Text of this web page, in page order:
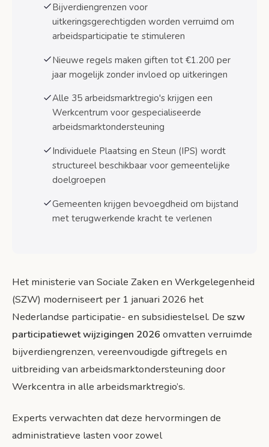
Impact op verschillende doelgroepen
Jongeren en starters op de arbeidsmarkt
Ouderen en mensen met
arbeidsbeperking
Alleenstaande ouders
Implementatie en overgangsregeling
Tijdlijn implementatie
Overgangsregeling bestaande gevallen
Extra rijksmiddelen
Conclusie en actiepunten
Belangrijkste voordelen
Actiepunten voor uitkeringsgerechtigden
Verwachtingen voor de toekomst
Bijverdiengrenzen voor
uitkeringsgerechtigden worden verruimd om
arbeidsparticipatie te stimuleren
Nieuwe regels maken giften tot €1.200 per
jaar mogelijk zonder invloed op uitkeringen
Alle 35 arbeidsmarktregio's krijgen een
Werkcentrum voor gespecialiseerde
arbeidsmarktondersteuning
Individuele Plaatsing en Steun (IPS) wordt
structureel beschikbaar voor gemeentelijke
doelgroepen
Gemeenten krijgen bevoegdheid om bijstand
met terugwerkende kracht te verlenen
Het ministerie van Sociale Zaken en Werkgelegenheid
(SZW) moderniseert per 1 januari 2026 het
Nederlandse participatie- en subsidiestelsel. De szw
participatiewet wijzigingen 2026 omvatten verruimde
bijverdiengrenzen, vereenvoudigde giftregels en
uitbreiding van arbeidsmarktondersteuning door
Werkcentra in alle arbeidsmarktregio’s.
Experts verwachten dat deze hervormingen de
administratieve lasten voor zowel